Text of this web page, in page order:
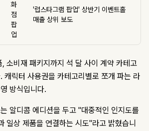
화
점
팝
업
'럽스타그램 팝업' 상반기 이벤트홀
매출 상위 보도
소비재 패키지까지 석 달 사이 계약 카테고
캐릭터 사용권을 카테고리별로 쪼개 파는 라
방식입니다.
알디콤 에디션을 두고 "대중적인 인지도를
일상 제품을 연결하는 시도"라고 밝혔습니